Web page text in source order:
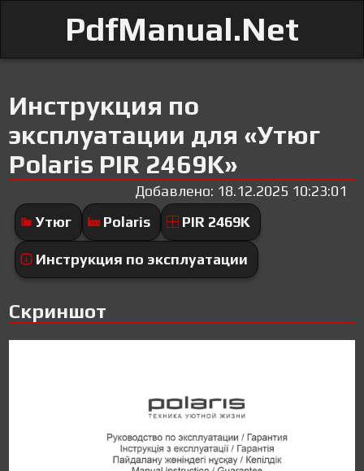
PdfManual.Net
Инструкция по
эксплуатации для «Утюг
Polaris PIR 2469K»
Добавлено: 18.12.2025 10:23:01
Утюг
Polaris PIR 2469K
Инструкция по эксплуатации
Скриншот